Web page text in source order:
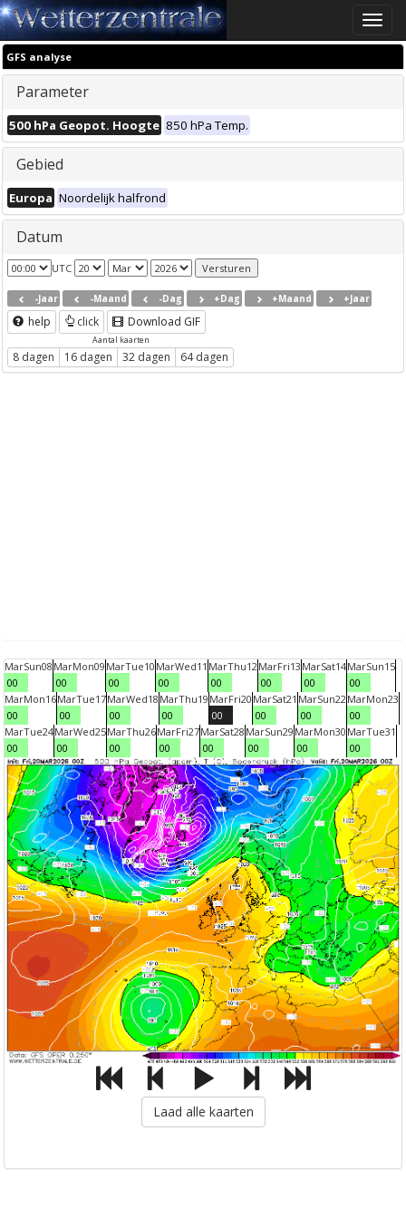
Toggle
GFS analyse
Parameter
500 hPa Geopot. Hoogte 850 hPa Temp.
Gebied
Europa Noordelijk halfrond
Datum
UTC
-Jaar -Maand -Dag +Dag +Maand +Jaar
help click Download GIF
Aantal kaarten
8 dagen 16 dagen 32 dagen 64 dagen
MarSun08
00
MarMon09
00
MarTue10
00
MarWed11
00
MarThu12
00
MarFri13
00
MarSat14
00
MarSun15
00
MarMon16
00
MarTue17
00
MarWed18
00
MarThu19
00
MarFri20
00
MarSat21
00
MarSun22
00
MarMon23
00
MarTue24
00
MarWed25
00
MarThu26
00
MarFri27
00
MarSat28
00
MarSun29
00
MarMon30
00
MarTue31
00
Laad alle kaarten